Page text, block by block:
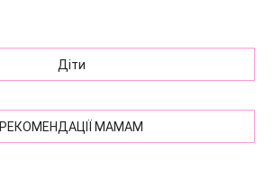
Діти
РЕКОМЕНДАЦІЇ МАМАМ